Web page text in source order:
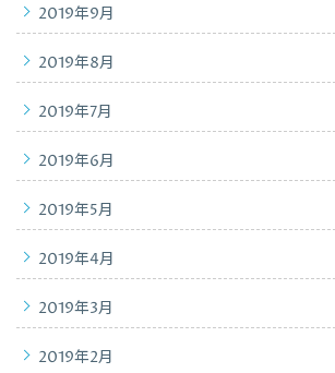
2019年9月
2019年8月
2019年7月
2019年6月
2019年5月
2019年4月
2019年3月
2019年2月